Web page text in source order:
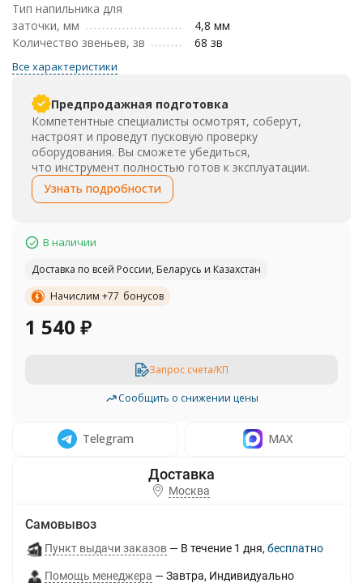
Тип напильника для
заточки, мм
4,8 мм
Количество звеньев, зв
68 зв
Все характеристики
Предпродажная подготовка
Компетентные специалисты осмотрят, соберут,
настроят и проведут пусковую проверку
оборудования. Вы сможете убедиться,
что инструмент полностью готов к эксплуатации.
Узнать подробности
В наличии
Доставка по всей России, Беларусь и Казахстан
Начислим +77 бонусов
1 540 ₽
Запрос счета/КП
Сообщить о снижении цены
Telegram MAX
Москва
Самовывоз
Пункт выдачи заказов В течение 1 дня Бесплатно
Помощь менеджера Завтра Индивидуально